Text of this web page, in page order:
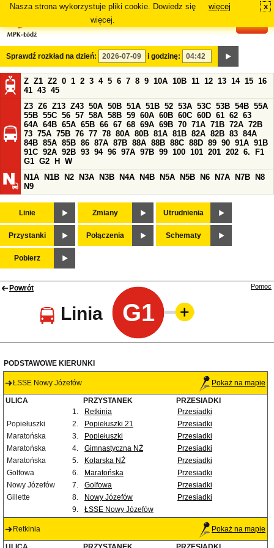
Nasza strona wykorzystuje pliki cookie. Dowiedz się
więcej.
więcej x
Sprawdź rozkład na dzień: i godzinę:
Z Z1 Z2 0 1 2 3 4 5 6 7 8 9 10A 10B 11 12 13 14 15 16
41 43 45
Z3 Z6 Z13 Z43 50A 50B 51A 51B 52 53A 53C 53B 54B 55A
55B 55C 56 57 58A 58B 59 60A 60B 60C 60D 61 62 63
64A 64B 65A 65B 66 67 68 69A 69B 70 71A 71B 72A 72B
73 75A 75B 76 77 78 80A 80B 81A 81B 82A 82B 83 84A
84B 85A 85B 86 87A 87B 88A 88B 88C 88D 89 90 91A 91B
91C 92A 92B 93 94 96 97A 97B 99 100 101 201 202 6.
F1
G1 G2 H
W
N1A
N1B N2 N3A N3B N4A N4B N5A N5B N6 N7A N7B
N8
N9
Linie Zmiany Utrudnienia
Przystanki Połączenia Schematy
Pobierz
Powrót
Linia G1
Pomoc
PODSTAWOWE KIERUNKI
ŁSSE Nowy Józefów Pokaż na mapie
ULICA PRZYSTANEK
PRZESIADKI
1.
Retkinia
Przesiadki
Popiełuszki
2. Popiełuszki 21
Przesiadki
Maratońska
3. Popiełuszki
Przesiadki
Maratońska
4. Gimnastyczna NŻ
Przesiadki
Maratońska
5. Kolarska NŻ
Przesiadki
Golfowa
6. Maratońska
Przesiadki
Nowy Józefów
7. Golfowa
Przesiadki
Gillette
8. Nowy Józefów
Przesiadki
9.
ŁSSE Nowy Józefów
Retkinia Pokaż na mapie